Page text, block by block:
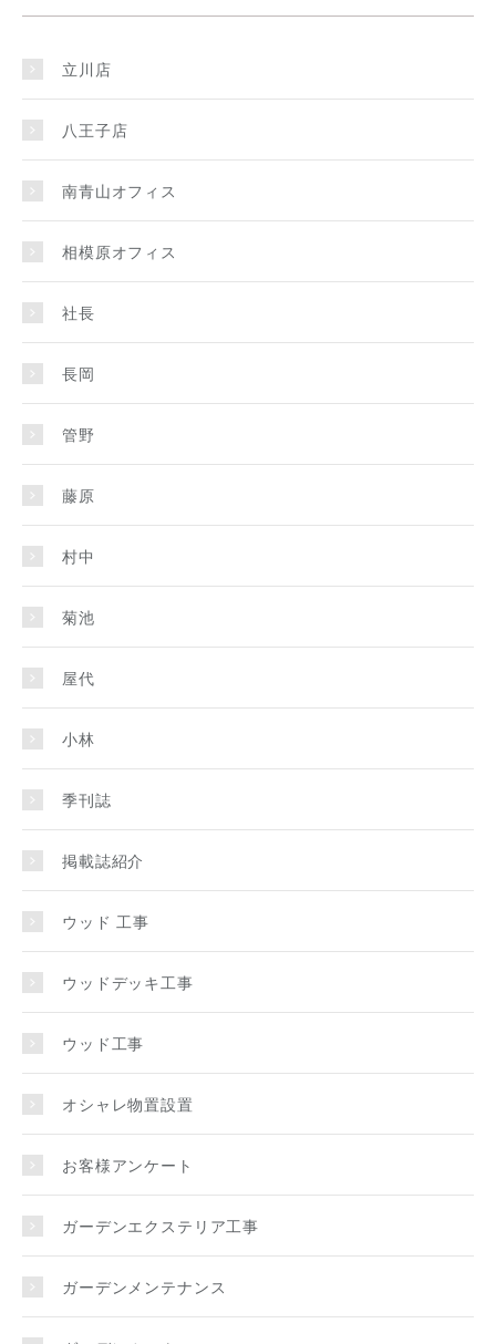
立川店
八王子店
南青山オフィス
相模原オフィス
社長
長岡
管野
藤原
村中
菊池
屋代
小林
季刊誌
掲載誌紹介
ウッド 工事
ウッドデッキ工事
ウッド工事
オシャレ物置設置
お客様アンケート
ガーデンエクステリア工事
ガーデンメンテナンス